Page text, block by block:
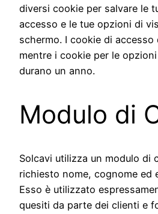
diversi cookie per salvare le
accesso e le tue opzioni di
schermo. I cookie di accesso
mentre i cookie per le
durano un anno.
Modulo di
Solcavi utilizza un modulo di
richiesto nome, cognome ed
Esso è utilizzato
quesiti da parte dei clienti e